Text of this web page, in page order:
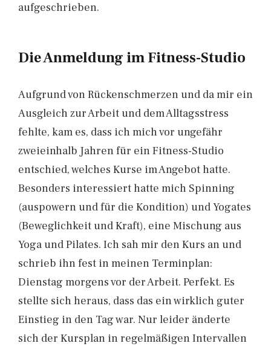
aufgeschrieben.
Die Anmeldung im Fitness-Studio
Aufgrund von Rückenschmerzen und da mir ein
Ausgleich zur Arbeit und dem Alltagsstress
fehlte, kam es, dass ich mich vor ungefähr
zweieinhalb Jahren für ein Fitness-Studio
entschied, welches Kurse im Angebot hatte.
Besonders interessiert hatte mich Spinning
(auspowern und für die Kondition) und Yogates
(Beweglichkeit und Kraft), eine Mischung aus
Yoga und Pilates. Ich sah mir den Kurs an und
schrieb ihn fest in meinen Terminplan:
Dienstag morgens vor der Arbeit. Perfekt. Es
stellte sich heraus, dass das ein wirklich guter
Einstieg in den Tag war. Nur leider änderte
sich der Kursplan in regelmäßigen Intervallen